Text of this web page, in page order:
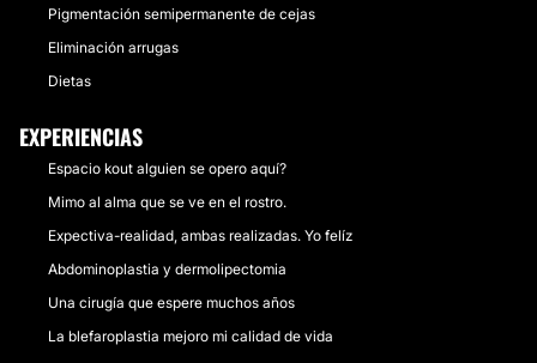
Pigmentación semipermanente de cejas
Eliminación arrugas
Dietas
EXPERIENCIAS
Espacio kout alguien se opero aquí?
Mimo al alma que se ve en el rostro.
Expectiva-realidad, ambas realizadas. Yo felíz
Abdominoplastia y dermolipectomia
Una cirugía que espere muchos años
La blefaroplastia mejoro mi calidad de vida